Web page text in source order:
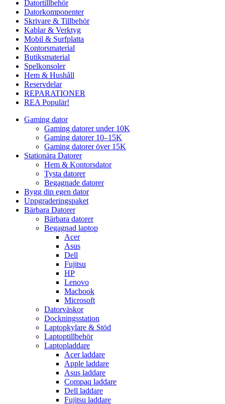
Datortillbehör
Datorkomponenter
Skrivare & Tillbehör
Kablar & Verktyg
Mobil & Surfplatta
Kontorsmaterial
Butiksmaterial
Spelkonsoler
Hem & Hushåll
Reservdelar
REPARATIONER
REA Populär!
Gaming dator
Gaming datorer under 10K
Gaming datorer 10–15K
Gaming datorer över 15K
Stationära Datorer
Hem & Kontorsdator
Tysta datorer
Begagnade datorer
Bygg din egen dator
Uppgraderingspaket
Bärbara Datorer
Bärbara datorer
Begagnad laptop
Acer
Asus
Dell
Fujitsu
HP
Lenovo
Macbook
Microsoft
Datorväskor
Dockningsstation
Laptopkylare & Stöd
Laptoptillbehör
Laptopladdare
Acer laddare
Apple laddare
Asus laddare
Compaq laddare
Dell laddare
Fujitsu laddare